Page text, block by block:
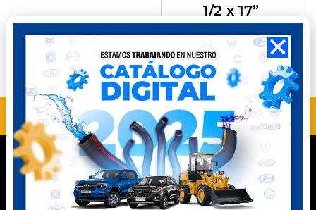
1/2 x 17”
Perú
Compra
Ecuador
ANTERIOR
MN12504
SIGUIENTE
MN12506
Contacto
Celular Perú